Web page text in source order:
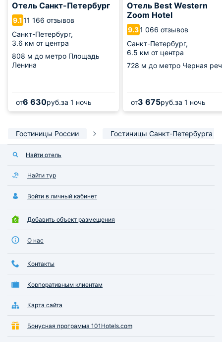
Отель Санкт-Петербург
9.111 166 отзывов
Санкт-Петербург,
3.6 км от центра
808 м до метро Площадь
Ленина
от6 630руб.за 1 ночь
Отель Best Western
Zoom Hotel
9.31 066 отзывов
Санкт-Петербург,
6.5 км от центра
728 м до метро Черная
от3 675руб.за 1 ночь
Гостиницы России Гостиницы Санкт-Петербурга
Найти отель
Найти тур
Войти в личный кабинет
Добавить объект размещения
О нас
Контакты
Корпоративным клиентам
Карта сайта
Бонусная программа 101Hotels.com